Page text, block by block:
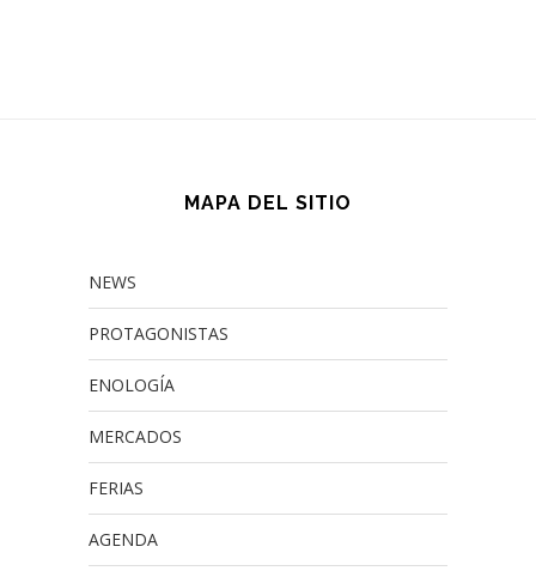
MAPA DEL SITIO
NEWS
PROTAGONISTAS
ENOLOGÍA
MERCADOS
FERIAS
AGENDA